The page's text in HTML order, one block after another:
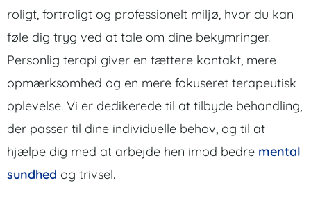
roligt, fortroligt og professionelt miljø, hvor du kan
føle dig tryg ved at tale om dine bekymringer.
Personlig terapi giver en tættere kontakt, mere
opmærksomhed og en mere fokuseret terapeutisk
oplevelse. Vi er dedikerede til at tilbyde behandling,
der passer til dine individuelle behov, og til at
hjælpe dig med at arbejde hen imod bedre mental
sundhed og trivsel.